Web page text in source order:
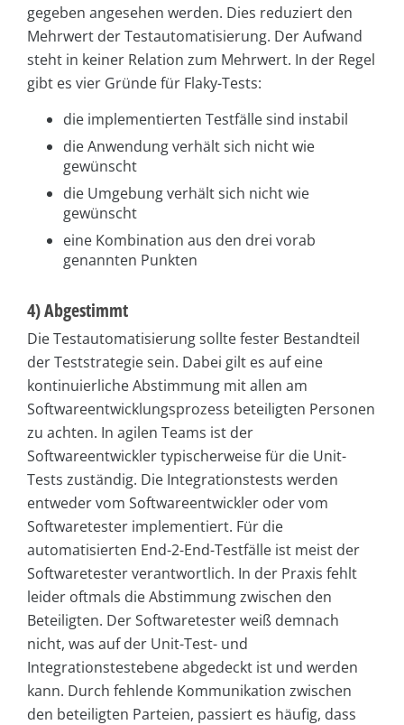
gegeben angesehen werden. Dies reduziert den
Mehrwert der Testautomatisierung. Der Aufwand
steht in keiner Relation zum Mehrwert. In der Regel
gibt es vier Gründe für Flaky-Tests:
die implementierten Testfälle sind instabil
die Anwendung verhält sich nicht wie
gewünscht
die Umgebung verhält sich nicht wie
gewünscht
eine Kombination aus den drei vorab
genannten Punkten
4) Abgestimmt
Die Testautomatisierung sollte fester Bestandteil
der Teststrategie sein. Dabei gilt es auf eine
kontinuierliche Abstimmung mit allen am
Softwareentwicklungsprozess beteiligten Personen
zu achten. In agilen Teams ist der
Softwareentwickler typischerweise für die Unit-
Tests zuständig. Die Integrationstests werden
entweder vom Softwareentwickler oder vom
Softwaretester implementiert. Für die
automatisierten End-2-End-Testfälle ist meist der
Softwaretester verantwortlich. In der Praxis fehlt
leider oftmals die Abstimmung zwischen den
Beteiligten. Der Softwaretester weiß demnach
nicht, was auf der Unit-Test- und
Integrationstestebene abgedeckt ist und werden
kann. Durch fehlende Kommunikation zwischen
den beteiligten Parteien, passiert es häufig, dass